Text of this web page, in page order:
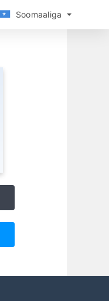
Soomaaliga
Soomaaliga